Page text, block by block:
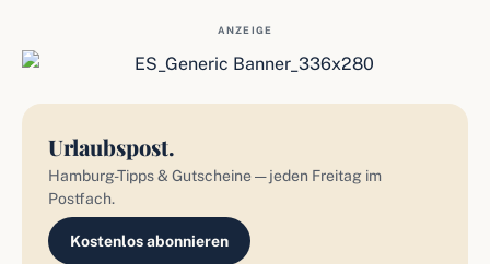
ANZEIGE
Urlaubspost.
Hamburg-Tipps & Gutscheine — jeden Freitag im
Postfach.
Kostenlos abonnieren